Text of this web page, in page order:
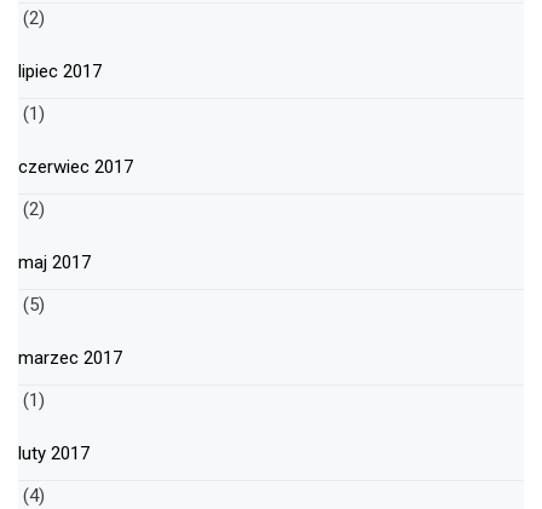
(2)
lipiec 2017
(1)
czerwiec 2017
(2)
maj 2017
(5)
marzec 2017
(1)
luty 2017
(4)